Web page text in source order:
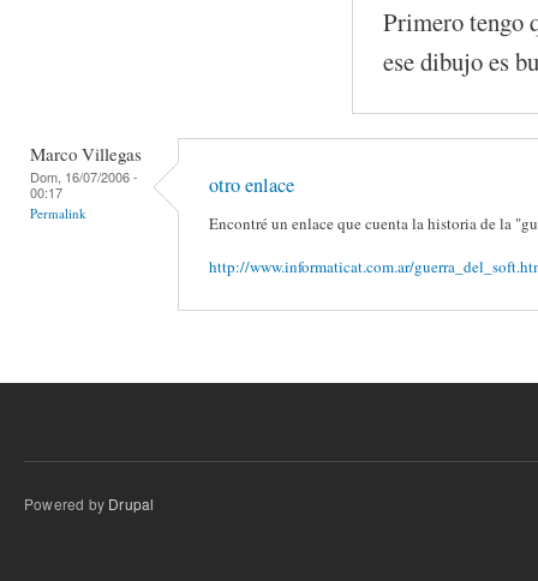
Primero tengo
ese dibujo es
Marco Villegas
Dom, 16/07/2006 -
00:17
Permalink
otro enlace
Encontré un enlace que cuenta la historia de la
http://www.informaticat.com.ar/
Powered by Drupal